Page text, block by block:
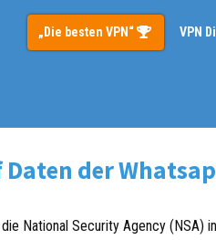
„Die besten VPN“ VPN
der
National Security Agency (NSA)